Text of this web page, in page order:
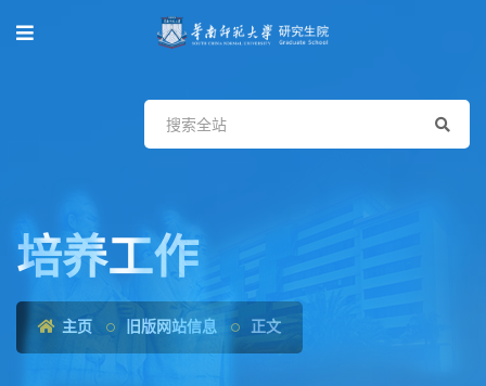
培养工作
主页 旧版网站信息 正文